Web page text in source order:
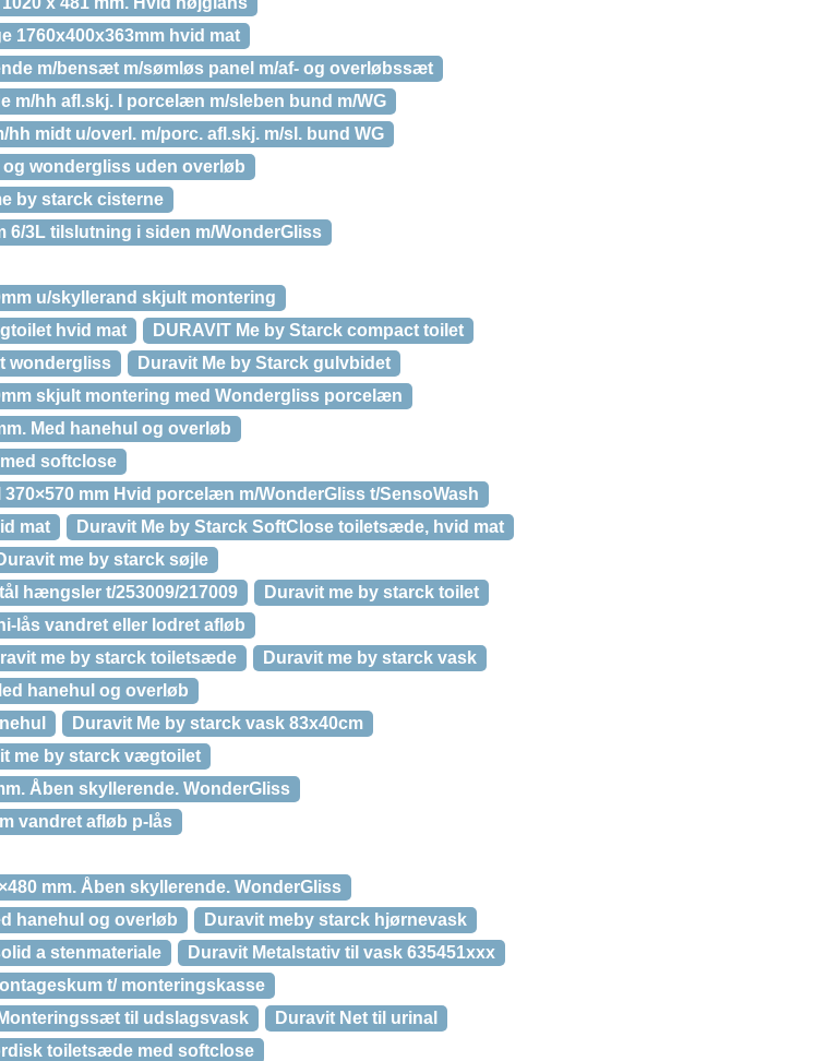
1760x400x363mm hvid mat
m/bensæt m/sømløs panel m/af- og overløbssæt
m/hh afl.skj. I porcelæn m/sleben bund m/WG
midt u/overl. m/porc. afl.skj. m/sl. bund WG
wondergliss uden overløb
by starck cisterne
6/3L tilslutning i siden m/WonderGliss
u/skyllerand skjult montering
hvid mat
DURAVIT Me by Starck compact toilet
wondergliss
Duravit Me by Starck gulvbidet
skjult montering med Wondergliss porcelæn
Med hanehul og overløb
softclose
mm Hvid porcelæn m/WonderGliss t/SensoWash
mat
Duravit Me by Starck SoftClose toiletsæde, hvid mat
me by starck søjle
hængsler t/253009/217009
Duravit me by starck toilet
lås vandret eller lodret afløb
me by starck toiletsæde
Duravit me by starck vask
hanehul og overløb
Duravit Me by starck vask 83x40cm
me by starck vægtoilet
Åben skyllerende. WonderGliss
vandret afløb p-lås
mm. Åben skyllerende. WonderGliss
hanehul og overløb
Duravit meby starck hjørnevask
a stenmateriale
Duravit Metalstativ til vask 635451xxx
t/ monteringskasse
til udslagsvask
Duravit Net til urinal
toiletsæde med softclose